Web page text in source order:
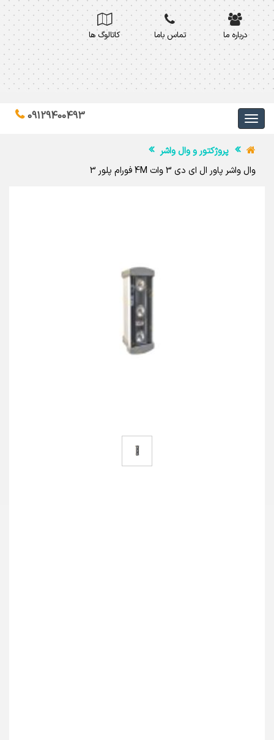
درباره ما تماس باما کاتالوگ ها
09129400493
پروژکتور و وال واشر
وال واشر پاور ال ای دی 3 وات 4M فورام پلور 3